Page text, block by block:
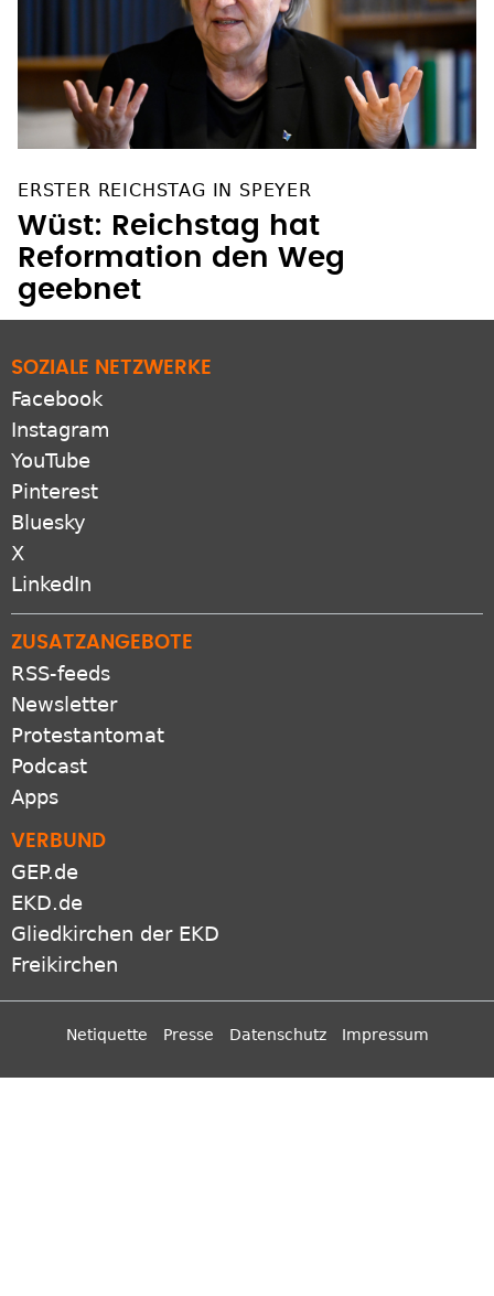
ERSTER REICHSTAG IN SPEYER
Wüst: Reichstag hat
Reformation den Weg
geebnet
SOZIALE NETZWERKE
Facebook
Instagram
YouTube
Pinterest
Bluesky
X
ZUSATZANGEBOTE
RSS-feeds
Newsletter
Protestantomat
Podcast
VERBUND
GEP.de
EKD.de
Gliedkirchen der EKD